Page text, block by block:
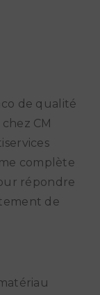
de qualité
CM
complète
répondre
de